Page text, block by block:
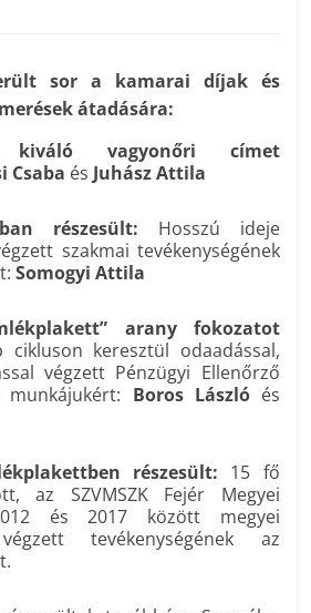
sor a kamarai díjak és
átadására:
vagyonőri címet
Csaba és Juhász Attila
részesült: Hosszú ideje
szakmai tevékenységének
Somogyi Attila
arany fokozatot
cikluson keresztül odaadással,
végzett Pénzügyi Ellenőrző
Boros László és
részesült: 15 fő
az SZVMSZK Fejér Megyei
és 2017 között megyei
tevékenységének az